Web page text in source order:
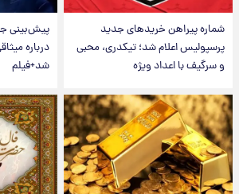
شماره پیراهن خریدهای جدید
پرسپولیس اعلام شد؛ تیکدری، محبی
و سرگیف با اعداد ویژه
پیش‌بینی
درباره
شد+فیلم